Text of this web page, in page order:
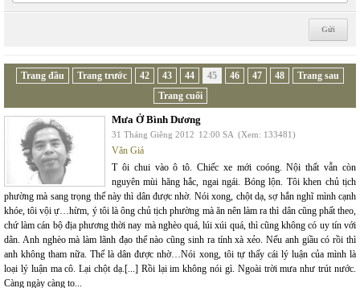
Trang đầu Trang trước 42 43 44 45 46 47 48
Trang sau
Trang cuối
Mưa Ở Bình Dương
31 Tháng Giêng 2012 12:00 SA (Xem: 133481)
Văn Giá
T ôi chui vào ô tô. Chiếc xe mới coóng. Nội thất vẫn còn
nguyên mùi hăng hắc, ngai ngái. Bóng lộn. Tôi khen chủ tịch
phường mà sang trọng thế này thì dân được nhờ. Nói xong, chột dạ, sợ hắn nghĩ mình cạnh
khóe, tôi vội ự…hừm, ý tôi là ông chủ tịch phường mà ăn nên làm ra thì dân cũng phất theo,
chứ làm cán bộ địa phương thời nay mà nghèo quá, lúi xúi quá, thì cũng không có uy tín với
dân. Anh nghèo mà làm lãnh đạo thể nào cũng sinh ra tính xà xẻo. Nếu anh giầu có rồi thì
anh không tham nữa. Thế là dân được nhờ…Nói xong, tôi tự thấy cái lý luận của mình là
loại lý luận ma cô. Lại chột dạ.[...] Rồi lại im không nói gì. Ngoài trời mưa như trút nước.
Càng ngày càng to...